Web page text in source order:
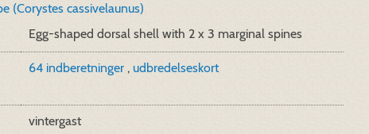
(Corystes cassivelaunus)
Egg-shaped dorsal shell with 2 x 3 marginal spines
64 indberetninger , udbredelseskort
vintergast